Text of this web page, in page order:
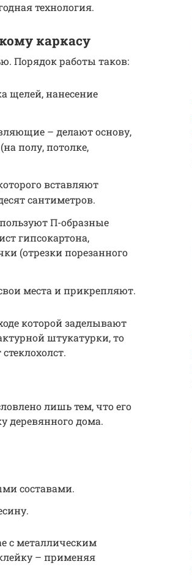
технология.
каркасу
Порядок работы таков:
щелей, нанесение
– делают основу,
полу, потолке,
вставляют
сантиметров.
П-образные
гипсокартона,
(отрезки порезанного
места и прикрепляют.
которой заделывают
штукатурки, то
лишь тем, что его
деревянного дома.
составами.
с металлическим
– применяя